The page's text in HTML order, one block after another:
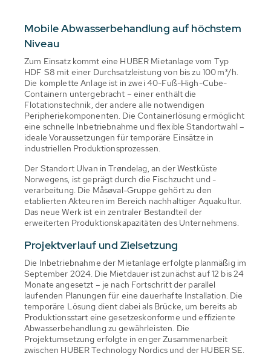
Mobile Abwasserbehandlung auf höchstem
Niveau
Zum Einsatz kommt eine HUBER Mietanlage vom Typ
HDF S8 mit einer Durchsatzleistung von bis zu 100 m³/h.
Die komplette Anlage ist in zwei 40-Fuß-High-Cube-
Containern untergebracht – einer enthält die
Flotationstechnik, der andere alle notwendigen
Peripheriekomponenten. Die Containerlösung ermöglicht
eine schnelle Inbetriebnahme und flexible Standortwahl –
ideale Voraussetzungen für temporäre Einsätze in
industriellen Produktionsprozessen.
Der Standort Ulvan in Trøndelag, an der Westküste
Norwegens, ist geprägt durch die Fischzucht und -
verarbeitung. Die Måsøval-Gruppe gehört zu den
etablierten Akteuren im Bereich nachhaltiger Aquakultur.
Das neue Werk ist ein zentraler Bestandteil der
erweiterten Produktionskapazitäten des Unternehmens.
Projektverlauf und Zielsetzung
Die Inbetriebnahme der Mietanlage erfolgte planmäßig im
September 2024. Die Mietdauer ist zunächst auf 12 bis 24
Monate angesetzt – je nach Fortschritt der parallel
laufenden Planungen für eine dauerhafte Installation. Die
temporäre Lösung dient dabei als Brücke, um bereits ab
Produktionsstart eine gesetzeskonforme und effiziente
Abwasserbehandlung zu gewährleisten. Die
Projektumsetzung erfolgte in enger Zusammenarbeit
zwischen HUBER Technology Nordics und der HUBER SE.